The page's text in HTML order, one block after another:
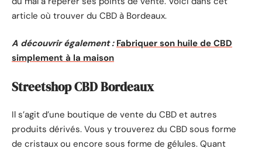
article où trouver du CBD à Bordeaux.
A découvrir également : Fabriquer son huile de CBD
simplement à la maison
Streetshop CBD Bordeaux
Il s’agit d’une boutique de vente du CBD et autres
produits dérivés. Vous y trouverez du CBD sous forme
de cristaux ou encore sous forme de gélules. Quant